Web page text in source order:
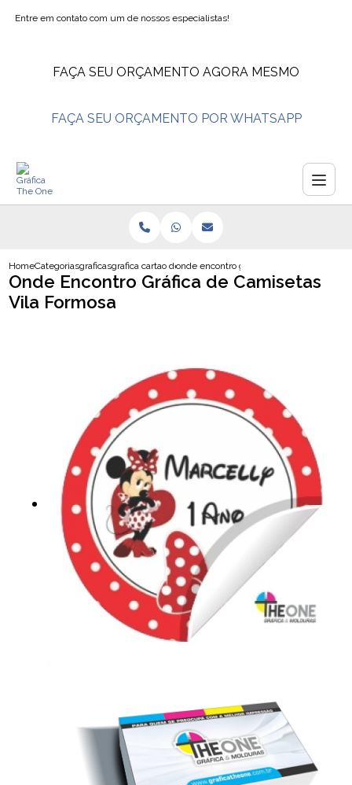
Entre em contato com um de nossos especialistas!
FAÇA SEU ORÇAMENTO AGORA MESMO
FAÇA SEU ORÇAMENTO POR WHATSAPP
HomeCategoriasgraficasgrafica cartao de visitaonde encontro grafica de camisetas vila
Onde Encontro Gráfica de Camisetas
Vila Formosa